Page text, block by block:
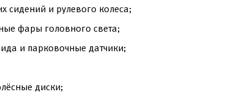
сидений и рулевого колеса;
фары головного света;
и парковочные датчики;
диски;